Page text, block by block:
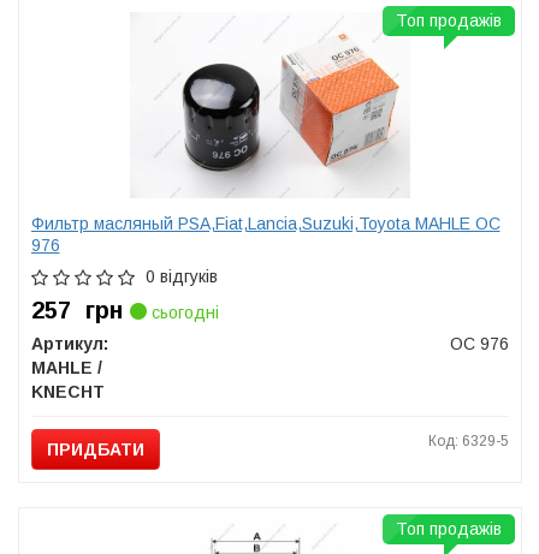
Фильтр масляный PSA,Fiat,Lancia,Suzuki,Toyota MAHLE OC
976
0 відгуків
257 грн
сьогодні
Артикул:
OC 976
MAHLE /
KNECHT
ПРИДБАТИ Код: 6329-5
Топ продажів
Топ продажів